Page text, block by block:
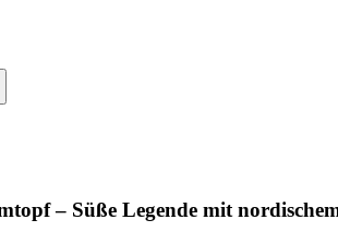
– Süße Legende mit